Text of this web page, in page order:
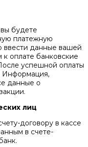
будете
платежную
ввести данные вашей
оплате банковские
успешной оплаты
Информация,
данные о
лиц
договору в кассе
в счете-